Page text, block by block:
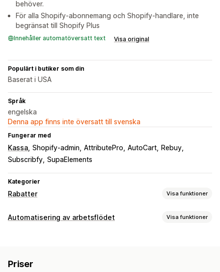
behöver.
För alla Shopify-abonnemang och Shopify-handlare, inte
begränsat till Shopify Plus
Innehåller automatöversatt text Visa original
Populärt i butiker som din
Baserat i USA
Språk
engelska
Denna app finns inte översatt till svenska
Fungerar med
Kassa Shopify-admin AttributePro AutoCart
Rebuy
Subscribfy SupaElements
Kategorier
Rabatter Visa funktioner
Rabattyper
Fraktkostnader
Automatisering av arbetsflödet Visa funktioner
Priser